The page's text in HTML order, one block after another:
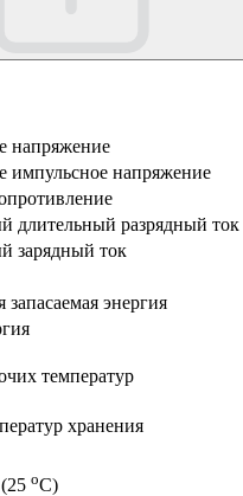
напряжение
импульсное напряжение
длительный разрядный ток
зарядный ток
энергия
температур
хранения
oC)